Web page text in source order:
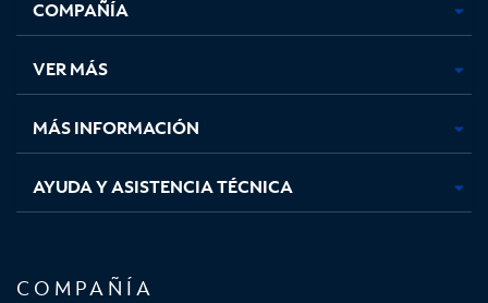
abre
en
pestaña
nueva
abre
en
pestaña
nueva
abre
en
pestaña
nueva
en
nueva
COMPAÑÍA
VER MÁS
MÁS INFORMACIÓN
AYUDA Y ASISTENCIA TÉCNICA
COMPAÑÍA